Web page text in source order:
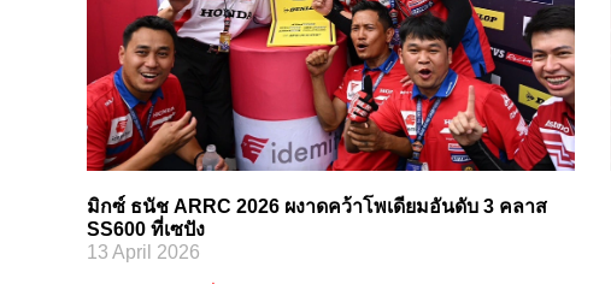
มิกซ์ ธนัช ARRC 2026 ผงาดคว้าโพเดียมอันดับ 3 คลาส
SS600 ที่เซปัง
13 April 2026